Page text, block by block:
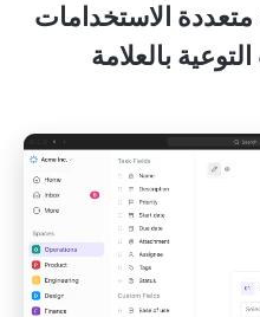
الاستخدامات
بالعلامة